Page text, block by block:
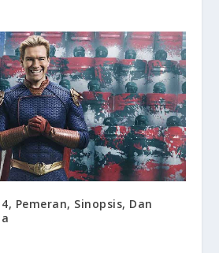
Pemeran, Sinopsis, Dan